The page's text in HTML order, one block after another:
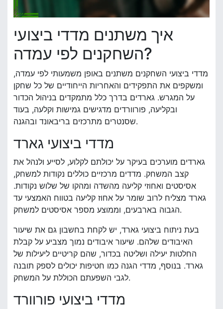
איך משתנים מדדי ביצועי
השחקנים לפי עמדה?
מדדי ביצועי השחקנים משתנים באופן משמעותי לפי עמדה,
ומשקפים את התפקידים והאחריות הייחודיים של כל שחקן
על המגרש. גארדים בדרך כלל מתמקדים בניהול הכדור
ובקליעה, פורוורדים מדגישים גמישות וקלעה, בעוד
שסנטרים מתרכזים בריבאונד ובהגנה.
מדדי ביצועי גארד
גארדים מוערכים בעיקר על יכולתם לקלוע, לסייע ולנהל את
קצב המשחק. מדדים מרכזיים כוללים נקודות למשחק,
אסיסטים ואחוזי קליעה מהשדה ומהקו של שלוש נקודות.
גארד מצליח לרוב שומר על אחוז קליעה בטווח האמצעי עד
הגבוה בארבעים, וממוצע מספר אסיסטים למשחק.
בעת ניתוח ביצועי גארד, יש לקחת בחשבון גם את שיעור
האיבודים שלהם. שיעור איבודים נמוך מצביע על קבלת
החלטות יעילה ושליטה בכדור, שהם קריטיים ליעילות של
גארד. בנוסף, מדדי הגנה כמו חטיפות יכולים לספק תובנה
לגבי השפעתם הכוללת על המשחק.
מדדי ביצועי פורוורד